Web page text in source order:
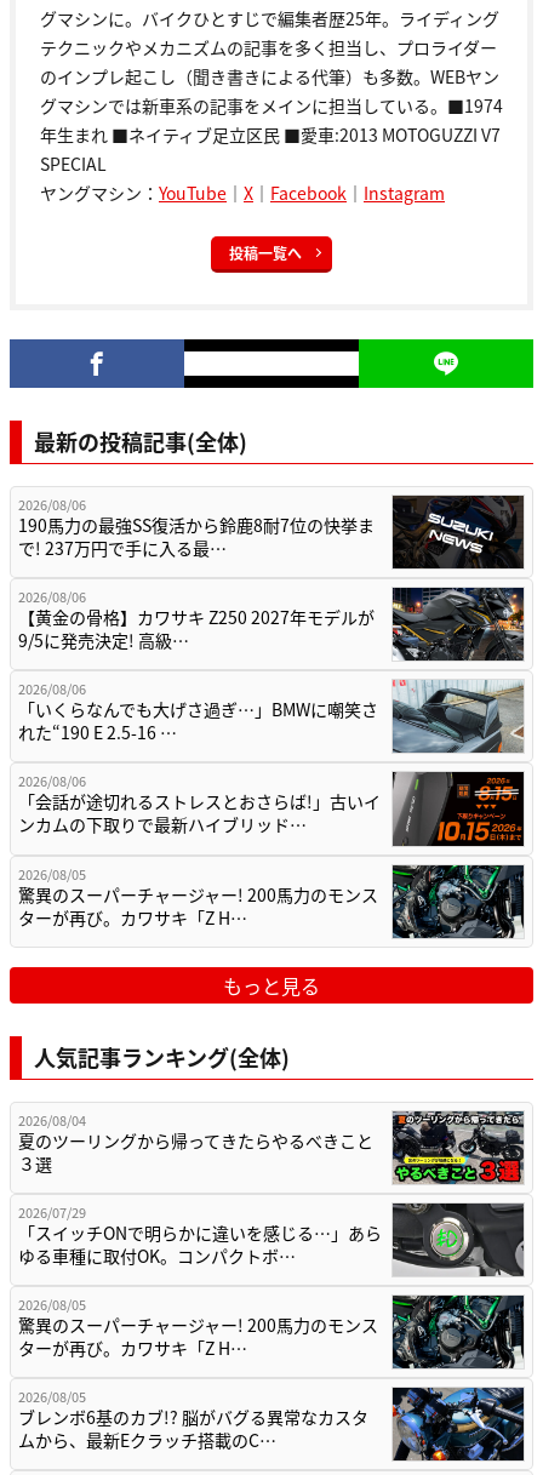
グマシンに。バイクひとすじで編集者歴25年。ライディング
テクニックやメカニズムの記事を多く担当し、プロライダー
のインプレ起こし（聞き書きによる代筆）も多数。WEBヤン
グマシンでは新車系の記事をメインに担当している。■1974
年生まれ ■ネイティブ足立区民 ■愛車:2013 MOTOGUZZI V7
SPECIAL
ヤングマシン： YouTube ｜ X ｜ Facebook ｜ Instagram
投稿一覧へ
最新の投稿記事(全体)
2026/08/06
190馬力の最強SS復活から鈴鹿8耐7位の快挙ま
で! 237万円で手に入る最…
2026/08/06
【黄金の骨格】カワサキ Z250 2027年モデルが
9/5に発売決定! 高級…
2026/08/06
「いくらなんでも大げさ過ぎ…」BMWに嘲笑さ
れた“190 E 2.5-16 …
2026/08/06
「会話が途切れるストレスとおさらば!」古いイ
ンカムの下取りで最新ハイブリッド…
2026/08/05
驚異のスーパーチャージャー! 200馬力のモンス
ターが再び。カワサキ「Z H…
もっと見る
人気記事ランキング(全体)
2026/08/04
夏のツーリングから帰ってきたらやるべきこと
３選
2026/07/29
「スイッチONで明らかに違いを感じる…」あら
ゆる車種に取付OK。コンパクトボ…
2026/08/05
驚異のスーパーチャージャー! 200馬力のモンス
ターが再び。カワサキ「Z H…
2026/08/05
ブレンボ6基のカブ!? 脳がバグる異常なカスタ
ムから、最新Eクラッチ搭載のC…